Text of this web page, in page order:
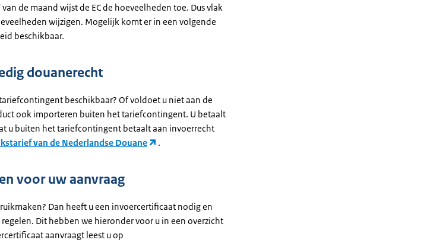
van de maand wijst de EC de hoeveelheden toe. Dus vlak
wijzigen. Mogelijk komt er in een volgende
beschikbaar.
douanerecht
beschikbaar? Of voldoet u niet aan de
ook importeren buiten het tariefcontingent. U betaalt
u buiten het tariefcontingent betaalt aan invoerrecht
van de Nederlandse Douane .
voor uw aanvraag
Dan heeft u een invoercertificaat nodig en
Dit hebben we hieronder voor u in een overzicht
aanvraagt leest u op